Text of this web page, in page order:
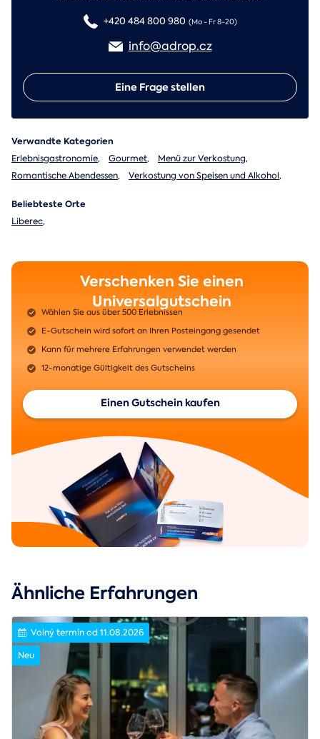
+420 484 800 980 (Mo - Fr 8-20)
info@adrop.cz
Eine Frage stellen
Verwandte Kategorien
Erlebnisgastronomie, Gourmet, Menü zur Verkostung,
Romantische Abendessen, Verkostung von Speisen und Alkohol,
Beliebteste Orte
Liberec,
Verschenken Sie einen
Universalgutschein
Wählen Sie aus über 500 Erlebnissen
E-Gutschein wird sofort an Ihren Posteingang gesendet
Kann für mehrere Erfahrungen verwendet werden
12-monatige Gültigkeit des Gutscheins
Einen Gutschein kaufen
Ähnliche Erfahrungen
Volný termín od 11.08.2026
Neu